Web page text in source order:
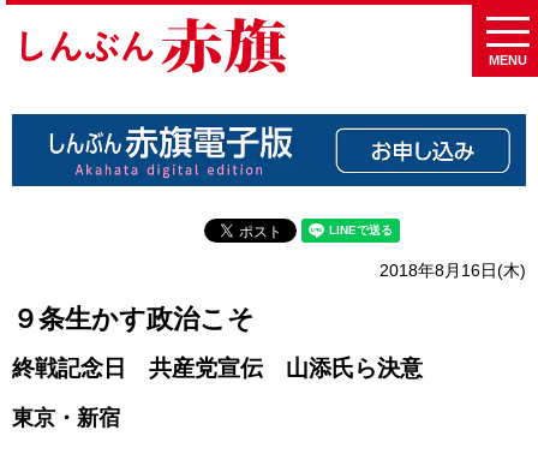
MENU
2018年8月16日(木)
９条生かす政治こそ
終戦記念日 共産党宣伝 山添氏ら決意
東京・新宿